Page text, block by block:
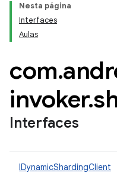
Nesta página
Interfaces
Aulas
com.
invoker.
Interfaces
IDynamicShardingClient